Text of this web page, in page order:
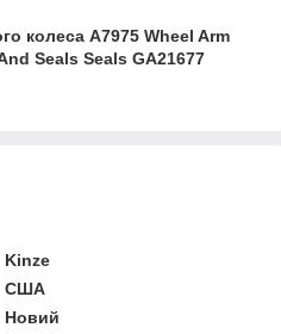
колеса A7975 Wheel Arm
Seals Seals GA21677
Kinze
США
Новий